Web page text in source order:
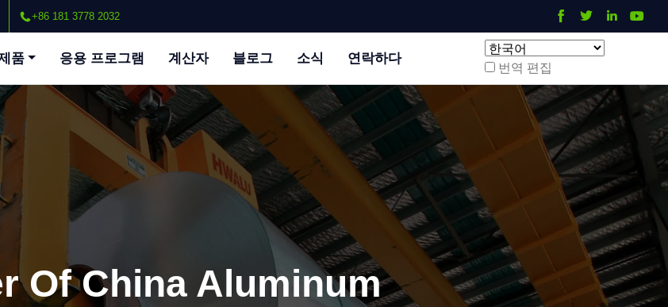
+86 181 3778 2032
품 응용 프로그램 계산자 블로그 소식 연락하다
번역 편집
Of China Aluminum